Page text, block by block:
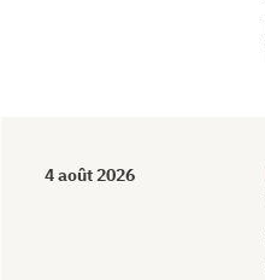
4 août 2026